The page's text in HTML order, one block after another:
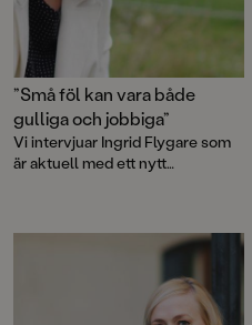
”Små föl kan vara både
gulliga och jobbiga”
Vi intervjuar Ingrid Flygare som
är aktuell med ett nytt